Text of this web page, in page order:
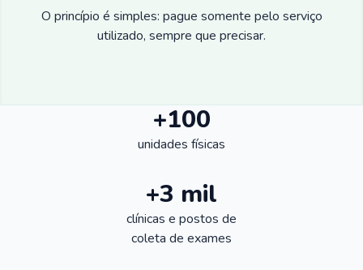
O princípio é simples: pague somente pelo serviço
utilizado, sempre que precisar.
+100
unidades físicas
+3 mil
clínicas e postos de
coleta de exames